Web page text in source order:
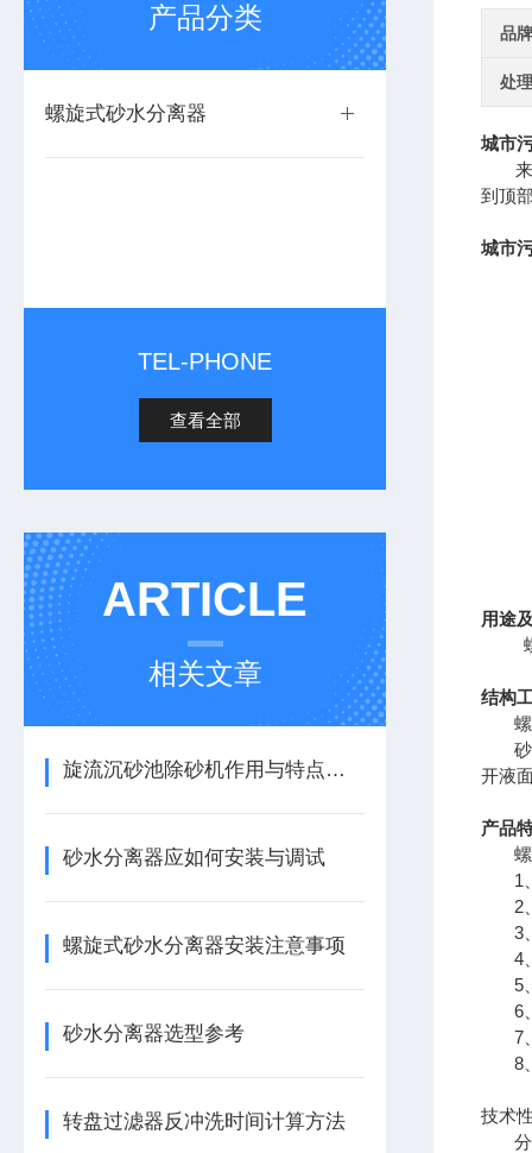
产品分类
螺旋式砂水分离器
TEL-PHONE
查看全部
ARTICLE
相关文章
旋流沉砂池除砂机作用与特点有哪些
砂水分离器应如何安装与调试
螺旋式砂水分离器安装注意事项
砂水分离器选型参考
转盘过滤器反冲洗时间计算方法
品牌
处
城市
来自
到顶
城市
用途
螺
结构
螺
砂水
开液
产品
螺旋
1、
2、
3、
4、
5、
6、
7、
8、
技术
分离